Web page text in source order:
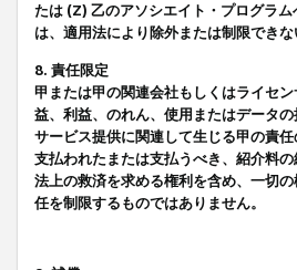
たは (Z) 乙のアソシエイト・プログラ
は、適用法により除外または制限でき
8. 責任限定
甲または甲の関連会社もしくはライセ
益、利益、のれん、使用またはデータ
サービス提供に関連して生じる甲の責
支払われたまたは支払うべき、紹介料
法上の救済を求める権利を含め、一切
任を制限するものではありません。